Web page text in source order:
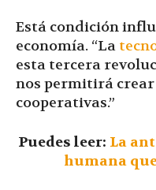
Está condición
economía. “La
esta tercera
nos permitirá
cooperativas.”
Puedes leer: La
humana